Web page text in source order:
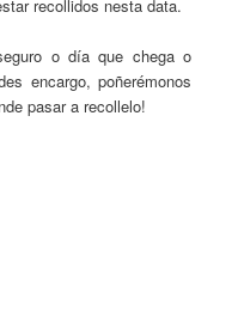
recollidos nesta data.
o día que chega o
encargo, poñerémonos
pasar a recollelo!